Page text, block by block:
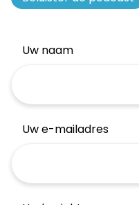
Uw naam
Uw e-mailadres